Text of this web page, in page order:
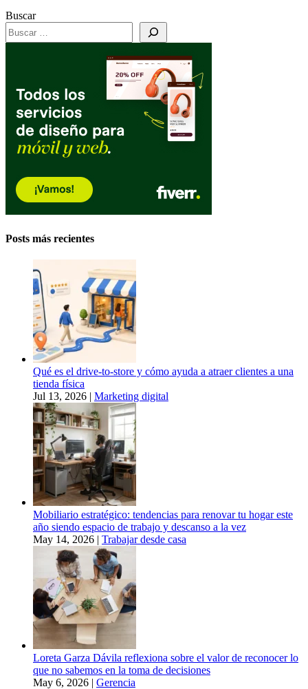
Buscar
Posts más recientes
Qué es el drive-to-store y cómo ayuda a atraer clientes a una
tienda física
Jul 13, 2026 | Marketing digital
Mobiliario estratégico: tendencias para renovar tu hogar este
año siendo espacio de trabajo y descanso a la vez
May 14, 2026 | Trabajar desde casa
Loreta Garza Dávila reflexiona sobre el valor de reconocer lo
que no sabemos en la toma de decisiones
May 6, 2026 | Gerencia